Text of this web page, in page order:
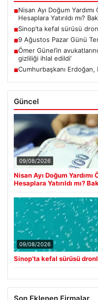
■Sinop’ta kefal sürüsü
9 Ağustos Pazar Günü
■Ömer Günel’in
gizliliği ihlal edildi’
■Cumhurbaşkanı
Güncel
09/08/2026
Nisan Ayı Doğum
Hesaplara Yatırıldı mı?
09/08/2026
Sinop’ta kefal sürüsü
Son Eklenen Firmalar